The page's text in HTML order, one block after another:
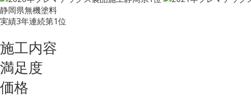
静岡県無機塗料
実績3年連続第1位
施工内容
満足度
価格